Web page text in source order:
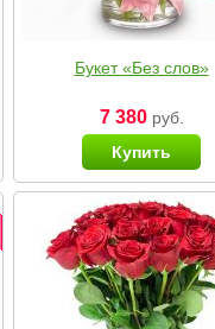
Букет «Без слов»
7 380руб.
Купить